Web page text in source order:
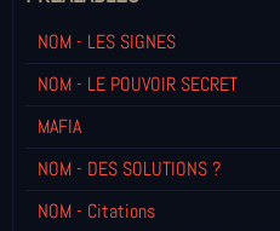
NOM - LES SIGNES
NOM - LE POUVOIR SECRET
MAFIA
NOM - DES SOLUTIONS ?
NOM - Citations